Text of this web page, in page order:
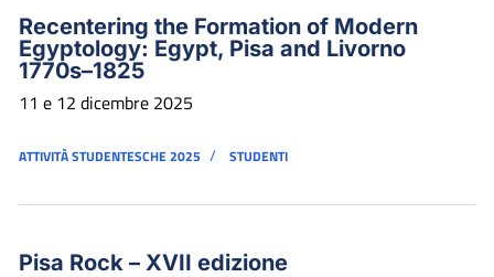
Recentering the Formation of Modern
Egyptology: Egypt, Pisa and Livorno
1770s–1825
11 e 12 dicembre 2025
ATTIVITÀ STUDENTESCHE 2025 / STUDENTI
Pisa Rock – XVII edizione